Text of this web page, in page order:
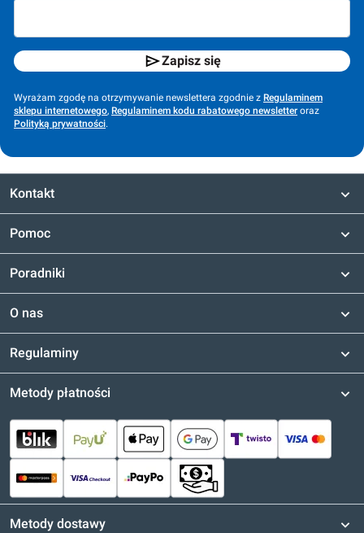
Zapisz się
Wyrażam zgodę na otrzymywanie newslettera zgodnie z Regulaminem
sklepu internetowego, Regulaminem kodu rabatowego newsletter oraz
Polityką prywatności.
Kontakt
Pomoc
Poradniki
O nas
Regulaminy
Metody płatności
Metody dostawy